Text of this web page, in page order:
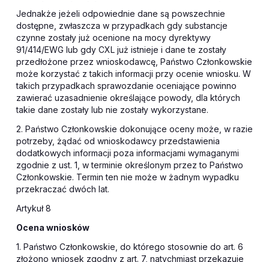
Jednakże jeżeli odpowiednie dane są powszechnie
dostępne, zwłaszcza w przypadkach gdy substancje
czynne zostały już ocenione na mocy dyrektywy
91/414/EWG lub gdy CXL już istnieje i dane te zostały
przedłożone przez wnioskodawcę, Państwo Członkowskie
może korzystać z takich informacji przy ocenie wniosku. W
takich przypadkach sprawozdanie oceniające powinno
zawierać uzasadnienie określające powody, dla których
takie dane zostały lub nie zostały wykorzystane.
2. Państwo Członkowskie dokonujące oceny może, w razie
potrzeby, żądać od wnioskodawcy przedstawienia
dodatkowych informacji poza informacjami wymaganymi
zgodnie z ust. 1, w terminie określonym przez to Państwo
Członkowskie. Termin ten nie może w żadnym wypadku
przekraczać dwóch lat.
Artykuł 8
Ocena wniosków
1. Państwo Członkowskie, do którego stosownie do art. 6
złożono wniosek zgodny z art. 7, natychmiast przekazuje